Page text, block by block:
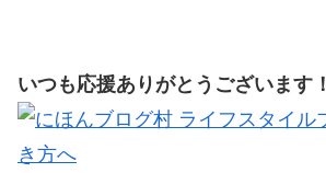
いつも応援ありがとうございます！